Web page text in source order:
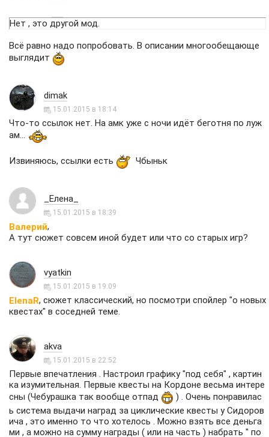
Нет , это другой мод.
Всё равно надо попробовать. В описании многообещающе
выглядит
dimak
15.01.2015 в 18:14
Что-то ссылок нет. На амк уже с ночи идёт беготня по луж
ам...
Извиняюсь, ссылки есть Чбыньк
_Елена_
15.01.2015 в 18:39
Валерий,
А тут сюжет совсем иной будет или что со старых игр?
vyatkin
15.01.2015 в 19:09
ElenaR, сюжет классический, но посмотри спойлер "о новых
квестах" в соседней теме.
akva
15.01.2015 в 22:52
Первые впечатления . Настроил графику "под себя" , картин
ка изумительная. Первые квесты на Кордоне весьма интере
сны (Чебурашка так вообще отпад
) . Очень понравилас
ь система выдачи наград за циклические квесты у Сидоров
ича , это именно то что хотелось . Можно взять все деньга
ми , а можно на сумму награды ( или на часть ) набрать " по